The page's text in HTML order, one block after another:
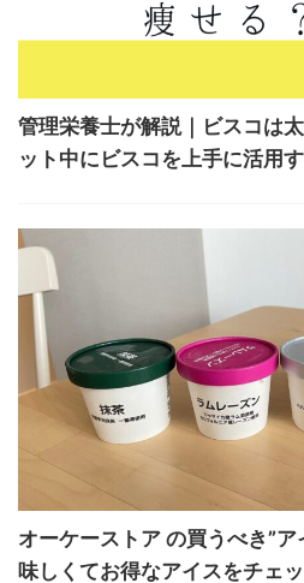
管理栄養士が解説｜ビスコは
ット中にビスコを上手に活用
オーケーストア の買うべき”
味しくてお得なアイスをチェッ